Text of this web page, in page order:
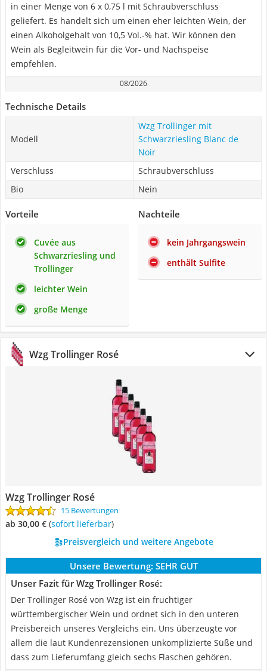
in einer Menge von 6 x 0,75 l mit Schraubverschluss
geliefert. Es handelt sich um einen eher leichten Wein, der
einen Alkoholgehalt von 10,5 Vol.-% hat. Wir können den
Wein als Begleitwein für die Vor- und Nachspeise
empfehlen.
08/2026
Technische Details
Modell
Wzg Trollinger mit
Schwarzriesling Blanc de
Noir
Verschluss
Schraubverschluss
Bio
Nein
Vorteile
Cuvée aus
Schwarzriesling und
Trollinger
leichter Wein
große Menge
Nachteile
kein Jahrgangswein
enthält Sulfite
Wzg Trollinger Rosé
Wzg Trollinger Rosé
15 Bewertungen
ab 30,00 € ( Sofort lieferbar)
Preisvergleich und weitere Angebote
Unsere Bewertung: SEHR GUT
Unser Fazit für Wzg Trollinger Rosé:
Der Trollinger Rosé von Wzg ist ein fruchtiger
württembergischer Wein und ordnet sich in den unteren
Preisbereich unseres Vergleichs ein. Uns überzeugte vor
allem die laut Kundenrezensionen unkomplizierte Süße und
dass zum Lieferumfang gleich sechs Flaschen gehören.